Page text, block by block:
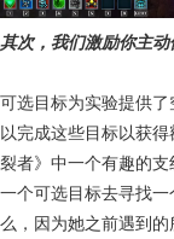
其次，我们激励你主动
可选目标为实验提供
以完成这些目标以获
裂者》中一个有趣的
一个可选目标去寻找
么，因为她之前遇到